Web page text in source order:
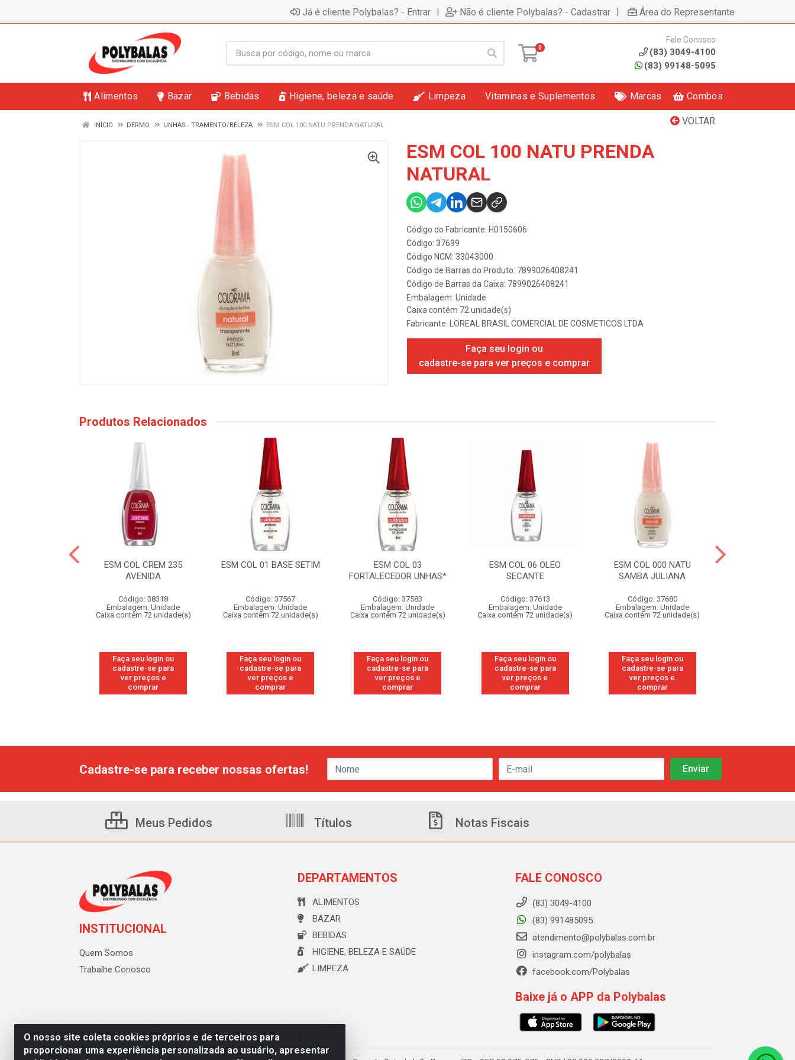
Já é cliente Polybalas? - Entrar | Não é cliente Polybalas? - Cadastrar | Área do Representante
0
Fale Conosco
(83) 3049-4100
(83) 99148-5095
Alimentos Bazar Bebidas Higiene, beleza e saúde Limpeza Vitaminas e Suplementos Marcas Combos
VOLTAR
INÍCIO DERMO UNHAS - TRAMENTO/BELEZA ESM COL 100 NATU PRENDA NATURAL
ESM COL 100 NATU PRENDA
NATURAL
Código do Fabricante: H0150606
Código: 37699
Código NCM: 33043000
Código de Barras do Produto: 7899026408241
Código de Barras da Caixa: 7899026408241
Embalagem: Unidade
Caixa contém 72 unidade(s)
Fabricante:
LOREAL BRASIL COMERCIAL DE COSMETICOS LTDA
Faça seu login ou
cadastre-se para ver preços e comprar
Produtos Relacionados
ESM COL CREM 235
AVENIDA
Código: 38318
Embalagem: Unidade
Caixa contém 72 unidade(s)
Faça seu login ou
cadastre-se para
ver preços e
comprar
ESM COL 01 BASE SETIM
Código: 37567
Embalagem: Unidade
Caixa contém 72 unidade(s)
Faça seu login ou
cadastre-se para
ver preços e
comprar
ESM COL 03
FORTALECEDOR UNHAS*
Código: 37583
Embalagem: Unidade
Caixa contém 72 unidade(s)
Faça seu login ou
cadastre-se para
ver preços e
comprar
ESM COL 06 OLEO
SECANTE
Código: 37613
Embalagem: Unidade
Caixa contém 72 unidade(s)
Faça seu login ou
cadastre-se para
ver preços e
comprar
ESM COL 000 NATU
SAMBA JULIANA
Código: 37680
Embalagem: Unidade
Caixa contém 72 unidade(s)
Faça seu login ou
cadastre-se para
ver preços e
comprar
O nosso site coleta cookies próprios e de terceiros para
proporcionar uma experiência personalizada ao usuário, apresentar
Cadastre-se para receber nossas ofertas!
Meus Pedidos Títulos Notas Fiscais
INSTITUCIONAL
Quem Somos
Trabalhe Conosco
DEPARTAMENTOS
ALIMENTOS
BAZAR
BEBIDAS
HIGIENE, BELEZA E SAÚDE
LIMPEZA
FALE CONOSCO
(83) 3049-4100
(83) 991485095
atendimento@polybalas.com.br
instagram.com/polybalas
facebook.com/Polybalas
Baixe já o APP da Polybalas